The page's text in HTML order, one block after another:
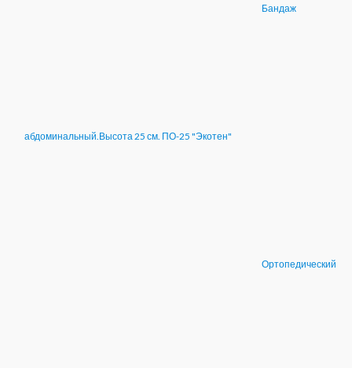
Бандаж
абдоминальный.Высота 25 см. ПО-25 "Экотен"
Ортопедический